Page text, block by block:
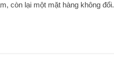
còn lại một mặt hàng không đổi.